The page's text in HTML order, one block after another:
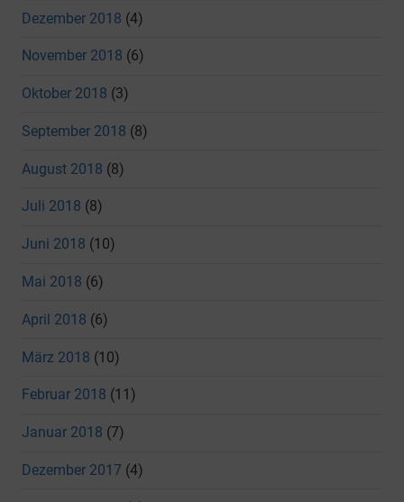
Dezember 2018 (4)
November 2018 (6)
Oktober 2018 (3)
September 2018 (8)
August 2018 (8)
Juli 2018 (8)
Juni 2018 (10)
Mai 2018 (6)
April 2018 (6)
März 2018 (10)
Februar 2018 (11)
Januar 2018 (7)
Dezember 2017 (4)